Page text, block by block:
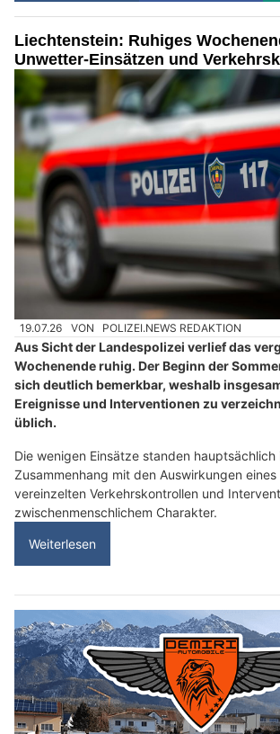
Liechtenstein: Ruhiges
Unwetter-Einsätzen und
19.07.26 VON POLIZEI.NEWS REDAKTION
Aus Sicht der Landespolizei verlief das
Wochenende ruhig. Der Beginn der
sich deutlich bemerkbar, weshalb
Ereignisse und Interventionen zu
üblich.
Die wenigen Einsätze standen hauptsächlich
Zusammenhang mit den Auswirkungen
vereinzelten Verkehrskontrollen und
zwischenmenschlichem Charakter.
Weiterlesen